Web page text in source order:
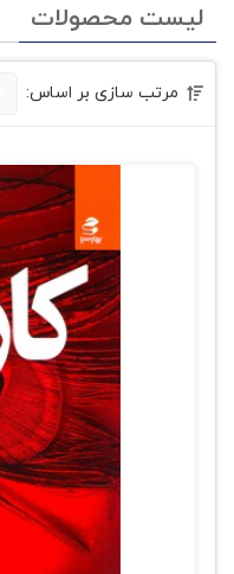
لیست محصولات
مرتب سازی بر اساس: